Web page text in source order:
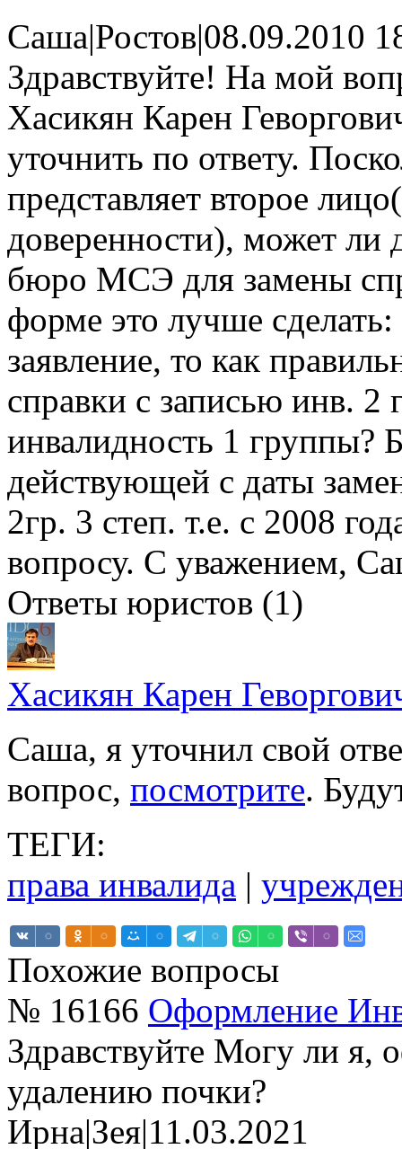
Саша|Ростов|08.09.2010
Здравствуйте! На мой
Хасикян Карен
уточнить по ответу.
представляет второе
доверенности), может ли
бюро МСЭ для замены
форме это лучше
заявление, то как
справки с записью инв. 2
инвалидность 1 группы?
действующей с даты
2гр. 3 степ. т.е. с 2008
вопросу. С уважением,
Ответы юристов (1)
Хасикян Карен
Саша, я уточнил свой
вопрос, посмотрите.
ТЕГИ:
права инвалида |
Похожие вопросы
№ 16166 Оформление
Здравствуйте Могу ли я,
удалению почки?
Ирна|Зея|11.03.2021